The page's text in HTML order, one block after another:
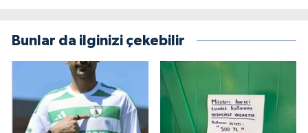
Bunlar da ilginizi çekebilir